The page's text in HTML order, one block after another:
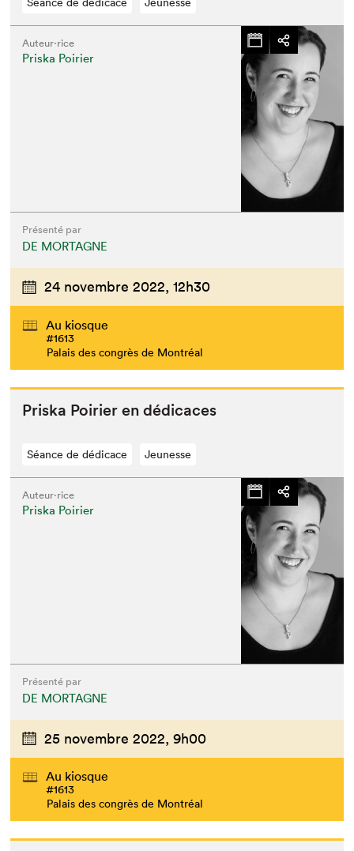
Auteur·rice
Priska Poirier
Présenté par
DE MORTAGNE
24 novembre 2022, 12h30
Au kiosque
#1613
Palais des congrès de Montréal
Priska Poiri­er en dédicaces
Séance de dédicace Jeunesse
Auteur·rice
Priska Poirier
Présenté par
DE MORTAGNE
25 novembre 2022, 9h00
Au kiosque
#1613
Palais des congrès de Montréal